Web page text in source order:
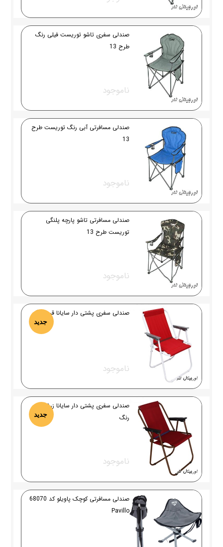
صندلی سفری تاشو توریست فیلی رنگ
طرح 13
ناموجود
صندلی مسافرتی آبی رنگ توریست طرح
13
ناموجود
صندلی مسافرتی تاشو پارچه پلنگی
توریست طرح 13
ناموجود
جدید
صندلی سفری پشتی دار سایانا قرمز رنگ
ناموجود
جدید
صندلی سفری پشتی دار سایانا زرشگی
رنگ
ناموجود
صندلی مسافرتی کوچک پاویلو کد 68070
Pavillo